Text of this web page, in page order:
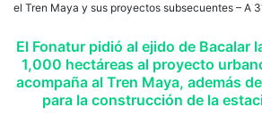
el Tren Maya y sus proyectos subsecuentes – A
El Fonatur pidió al ejido de Bacalar
1,000 hectáreas al proyecto
acompaña al Tren Maya, además
para la construcción de la